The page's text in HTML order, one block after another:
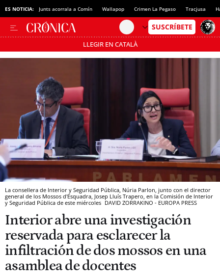
ES NOTICIA: Junts acorrala a Comín Wallapop Crimen La Pegaso Tracjusa
LLEGIR EN CATALÀ
Pásate al MODO AHORRO
La consellera de Interior y Seguridad Pública, Núria Parlon, junto con el director
general de los Mossos d'Esquadra, Josep Lluís Trapero, en la Comisión de Interior
y Seguridad Pública de este miércoles DAVID ZORRAKINO - EUROPA PRESS
Interior abre una investigación
reservada para esclarecer la
infiltración de dos mossos en una
asamblea de docentes